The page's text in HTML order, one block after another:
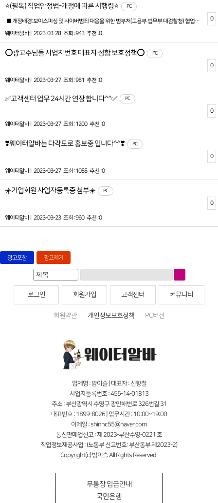
⭐(필독) 직업안정법-개정에 따른 시행령⭐ PC
■ 개정배경:보이스피싱 및 사이버범죄 대응을 위한 범부처(고용부 법무부 대검찰청) 협업을 통해 구직자를 보호하기 위하여 직업정보제공사업자는 구인광고 게재시 사업자등록증의 서류를 제출받아야 합니다. ■ 개정내용:직업안정법 시행령 제28조1.구인자의 업체명, 성명 또는사업자등록증 등을 확인할 수 없거나 구인자의 연락처가 사서함등으로 표시되어 구인자의 신원 또는 정보가 확실하지 않은 구인광고를 게재하지 않을것■ 개정에 따른 준수:직업안정법 시행령 개정에 따라 사업자등록증 첨부는 필수항목으로 지정되었습니다.(사업자등록증의 필수 기재항목: 사업자등록번호, 대표자명, 개업연월일, 사업장명, 소재지)※ 필수항목을 마킹하거나 확인이 안되는경우 반려처리 됩니다.■ 시행일: 2023년 3월 28일 부터 시행 ■ 직업안정법 개정준수를 위한 사이트-운영정책:신규회원:폐업 및 휴업상태의 사업자 이거나 사업자등록증이 첨부되지 않은 신규회원은 구인광고를 등록이 불가합니다.기존회원:사업자인증이 승인되었다 하더라도 사업자등록증이 첨부되지 않았으면 사업자미인증으로 간주되어 구인광고를 등록(연장)할수 없습니다.
웨이터알바 |
2023-03-28 조회 :943 추천 :0
0
⭕광고주님들 사업자번호 대표자 성함 보호정책⭕ PC
웨이터알바 | 2023-03-27 조회 :981 추천 :0
0
✅고객센터 업무 24시간 연장 합니다^^✅ PC
웨이터알바 | 2023-03-27 조회 :1200 추천 :0
0
❣️웨이터알바는 다각도로 홍보중 입니다^^❣️ PC
웨이터알바 | 2023-03-27 조회 :1055 추천 :0
0
☀️기업회원 사업자등록증 첨부☀️ PC
웨이터알바 | 2023-03-23 조회 :960 추천 :0
0
광고포함 광고제거
로그인 회원가입 고객센터 커뮤니티
회원약관 개인정보보호정책 PC버전
업체명 : 밤이슬 | 대표자 : 신항철
사업자등록번호 : 455-14-01813
주소 : 부산광역시 수영구 광안해변로 326번길 31
대표번호 : 1899-8026 | 업무시간 : 10:00~19:00
이메일 : shinhc55@naver.com
통신판매업신고 : 제 2023-부산수영-0221 호
직업정보제공사업 : (노동부 신고번호: 부산동부 제2023-2)
Copyright(c) 밤이슬 All Rights Reserved.
무통장 입금안내
국민은행